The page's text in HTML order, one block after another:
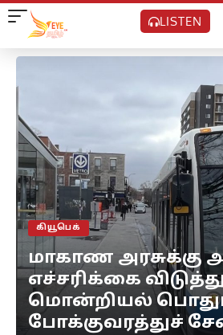
LISTEN
கியூபெக்
மாகாண அரசுக்கு
எச்சரிக்கை
மொன்றியல்
போக்குவரத்துச்